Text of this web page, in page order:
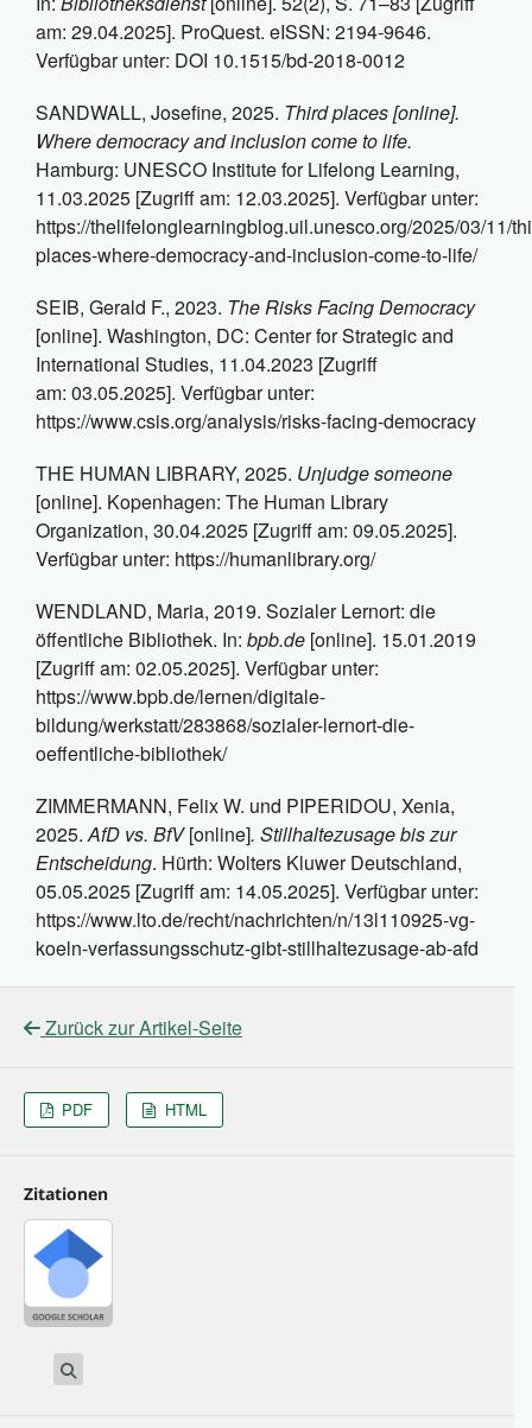
am: 29.04.2025]. ProQuest. eISSN: 2194-9646.
Verfügbar unter: DOI 10.1515/bd-2018-0012
SANDWALL, Josefine, 2025. Third places [online].
Where democracy and inclusion come to life.
Hamburg: UNESCO Institute for Lifelong Learning,
11.03.2025 [Zugriff am: 12.03.2025]. Verfügbar unter:
https://thelifelonglearningblog.uil.unesco.org/2025/03/11/
places-where-democracy-and-inclusion-come-to-life/
SEIB, Gerald F., 2023. The Risks Facing Democracy
[online]. Washington, DC: Center for Strategic and
International Studies, 11.04.2023 [Zugriff
am: 03.05.2025]. Verfügbar unter:
https://www.csis.org/analysis/risks-facing-democracy
THE HUMAN LIBRARY, 2025. Unjudge someone
[online]. Kopenhagen: The Human Library
Organization, 30.04.2025 [Zugriff am: 09.05.2025].
Verfügbar unter: https://humanlibrary.org/
WENDLAND, Maria, 2019. Sozialer Lernort: die
öffentliche Bibliothek. In: bpb.de [online]. 15.01.2019
[Zugriff am: 02.05.2025]. Verfügbar unter:
https://www.bpb.de/lernen/digitale-
bildung/werkstatt/283868/sozialer-lernort-die-
oeffentliche-bibliothek/
ZIMMERMANN, Felix W. und PIPERIDOU, Xenia,
2025.AfD vs. BfV[online]. Stillhaltezusage bis zur
Entscheidung. Hürth: Wolters Kluwer Deutschland,
05.05.2025 [Zugriff am: 14.05.2025]. Verfügbar unter:
https://www.lto.de/recht/nachrichten/n/13l110925-vg-
koeln-verfassungsschutz-gibt-stillhaltezusage-ab-afd
Zurück zur Artikel-Seite
PDF HTML
Zitationen